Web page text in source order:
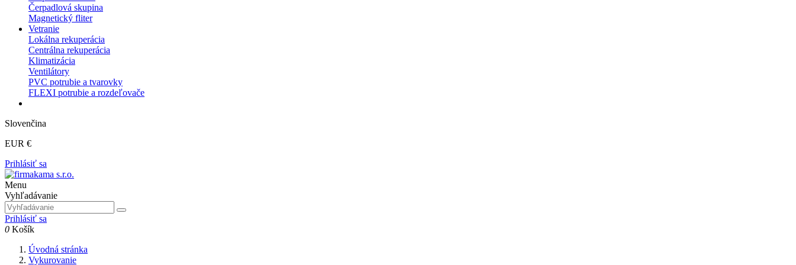
Čerpadlová skupina
Magnetický fliter
Vetranie
Lokálna rekuperácia
Centrálna rekuperácia
Klimatizácia
Ventilátory
PVC potrubie a tvarovky
FLEXI potrubie a rozdeľovače
Slovenčina
EUR €
Prihlásiť sa
Menu
Vyhľadávanie
Prihlásiť sa
0 Košík
Úvodná stránka
Vykurovanie